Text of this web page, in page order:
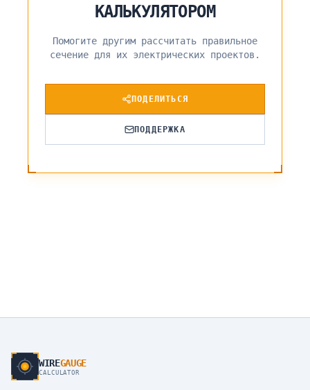
КАЛЬКУЛЯТОРОМ
Помогите другим рассчитать правильное
сечение для их электрических проектов.
ПОДЕЛИТЬСЯ
ПОДДЕРЖКА
WIREGAUGE
CALCULATOR